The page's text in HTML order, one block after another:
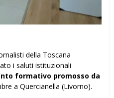
della Toscana
i saluti istituzionali
formativo promosso da
a Quercianella (Livorno).